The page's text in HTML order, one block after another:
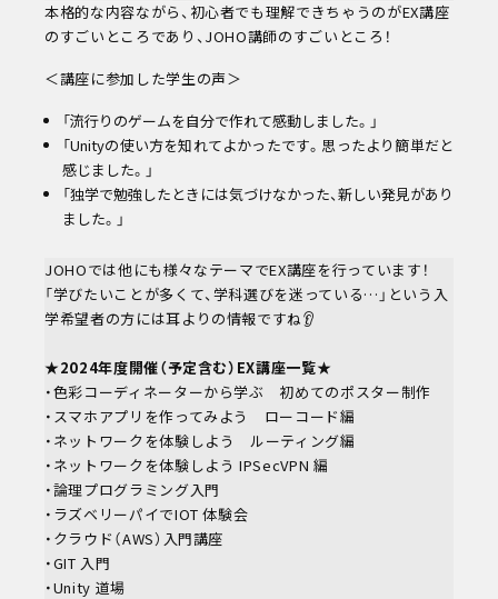
高校既卒者の方へ
保護者の方へ
企業の方へ
同窓会
その他メニュー
個人情報保護方針
情報公開
教職員採用
カスタマーハラスメントに対する方針
本格的な内容ながら、初心者でも理解できちゃうのがEX講座
のすごいところであり、JOHO講師のすごいところ！
＜講座に参加した学生の声＞
「流行りのゲームを自分で作れて感動しました。」
「Unityの使い方を知れてよかったです。思ったより簡単だと
感じました。」
「独学で勉強したときには気づけなかった、新しい発見があり
ました。」
JOHOでは他にも様々なテーマでEX講座を行っています！
「学びたいことが多くて、学科選びを迷っている…」という入
学希望者の方には耳よりの情報ですね👂
★2024年度開催（予定含む）EX講座一覧★
・色彩コーディネーターから学ぶ 初めてのポスター制作
・スマホアプリを作ってみよう ローコード編
・ネットワークを体験しよう ルーティング編
・ネットワークを体験しよう IPSecVPN 編
・論理プログラミング入門
・ラズベリーパイでIOT 体験会
・クラウド（AWS）入門講座
・GIT 入門
・Unity 道場